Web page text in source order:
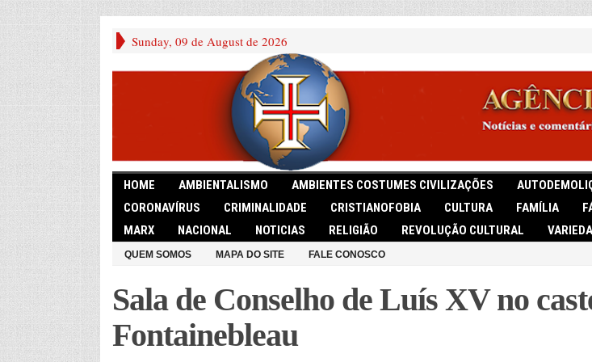
Sunday, 09 de August de 2026
HOME AMBIENTALISMO AMBIENTES COSTUMES CIVILIZAÇÕES
CORONAVÍRUS
CRIMINALIDADE CRISTIANOFOBIA CULTURA FAMÍLIA
MARX
NACIONAL NOTICIAS RELIGIÃO REVOLUÇÃO CULTURAL
QUEM SOMOS MAPA DO SITE FALE CONOSCO
Sala de Conselho de Luís XV no
Fontainebleau